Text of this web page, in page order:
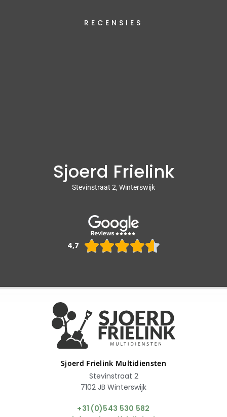
RECENSIES
Sjoerd Frielink
Stevinstraat 2, Winterswijk
4,7 
Sjoerd Frielink Multidiensten
Stevinstraat 2
7102 JB Winterswijk
+31 (0)543 530 582